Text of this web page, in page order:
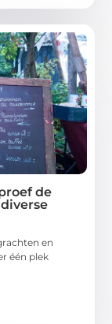
de
en
één plek